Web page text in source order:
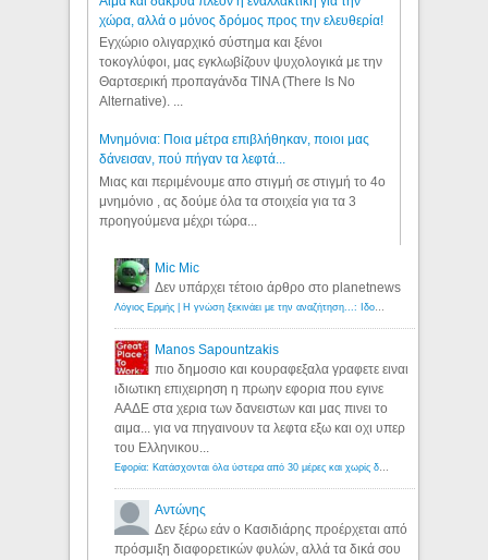
χώρα, αλλά ο μόνος δρόμος προς την ελευθερία!
Εγχώριο ολιγαρχικό σύστημα και ξένοι
τοκογλύφοι, μας εγκλωβίζουν ψυχολογικά με την
Θαρτσερική προπαγάνδα TINA (There Is No
Alternative). ...
Μνημόνια: Ποια μέτρα επιβλήθηκαν, ποιοι μας
δάνεισαν, πού πήγαν τα λεφτά...
Μιας και περιμένουμε απο στιγμή σε στιγμή το 4ο
μνημόνιο , ας δούμε όλα τα στοιχεία για τα 3
προηγούμενα μέχρι τώρα...
Mic Mic
Δεν υπάρχει τέτοιο άρθρο στο planetnews
Manos Sapountzakis
πιο δημοσιο και κουραφεξαλα γραφετε ειναι
ιδιωτικη επιχειρηση η πρωην εφορια που εγινε
ΑΑΔΕ στα χερια των δανειστων και μας πινει το
αιμα... για να πηγαινουν τα λεφτα εξω και οχι υπερ
του Ελληνικου...
Αντώνης
Δεν ξέρω εάν ο Κασιδιάρης προέρχεται από
πρόσμιξη διαφορετικών φυλών, αλλά τα δικά σου